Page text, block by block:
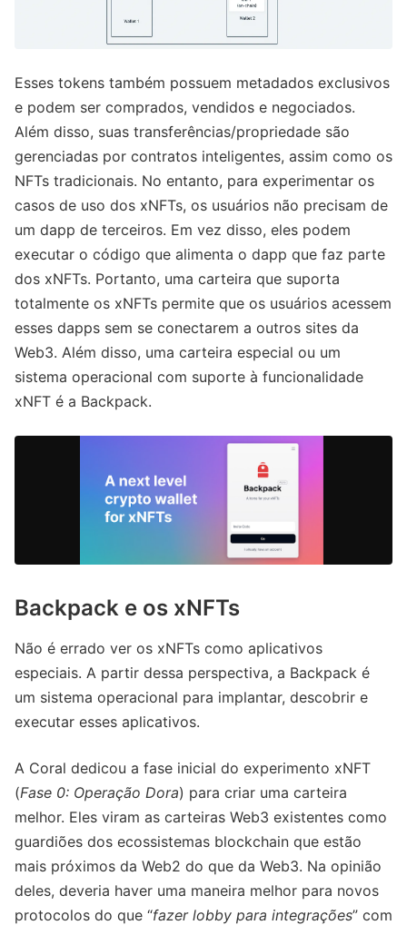
Esses tokens também possuem metadados exclusivos
e podem ser comprados, vendidos e negociados.
Além disso, suas transferências/propriedade são
gerenciadas por contratos inteligentes, assim como os
NFTs tradicionais. No entanto, para experimentar os
casos de uso dos xNFTs, os usuários não precisam de
um dapp de terceiros. Em vez disso, eles podem
executar o código que alimenta o dapp que faz parte
dos xNFTs. Portanto, uma carteira que suporta
totalmente os xNFTs permite que os usuários acessem
esses dapps sem se conectarem a outros sites da
Web3. Além disso, uma carteira especial ou um
sistema operacional com suporte à funcionalidade
xNFT é a Backpack.
Backpack e os xNFTs
Não é errado ver os xNFTs como aplicativos
especiais. A partir dessa perspectiva, a Backpack é
um sistema operacional para implantar, descobrir e
executar esses aplicativos.
A Coral dedicou a fase inicial do experimento xNFT
(Fase 0: Operação Dora) para criar uma carteira
melhor. Eles viram as carteiras Web3 existentes como
guardiões dos ecossistemas blockchain que estão
mais próximos da Web2 do que da Web3. Na opinião
deles, deveria haver uma maneira melhor para novos
protocolos do que “fazer lobby para integrações” com